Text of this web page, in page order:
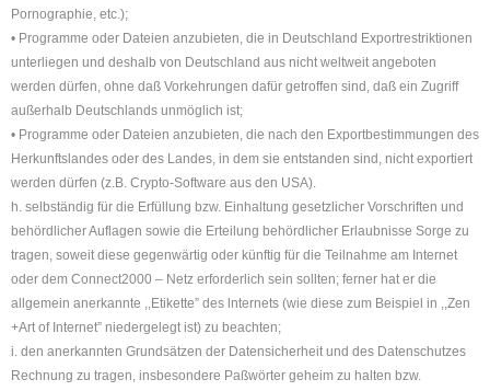
Pornographie, etc.);
• Programme oder Dateien anzubieten, die in Deutschland Exportrestriktionen
unterliegen und deshalb von Deutschland aus nicht weltweit angeboten
werden dürfen, ohne daß Vorkehrungen dafür getroffen sind, daß ein Zugriff
außerhalb Deutschlands unmöglich ist;
• Programme oder Dateien anzubieten, die nach den Exportbestimmungen des
Herkunftslandes oder des Landes, in dem sie entstanden sind, nicht exportiert
werden dürfen (z.B. Crypto-Software aus den USA).
h. selbständig für die Erfüllung bzw. Einhaltung gesetzlicher Vorschriften und
behördlicher Auflagen sowie die Erteilung behördlicher Erlaubnisse Sorge zu
tragen, soweit diese gegenwärtig oder künftig für die Teilnahme am Internet
oder dem Connect2000 – Netz erforderlich sein sollten; ferner hat er die
allgemein anerkannte ,,Etikette” des lnternets (wie diese zum Beispiel in ,,Zen
+Art of Internet” niedergelegt ist) zu beachten;
i. den anerkannten Grundsätzen der Datensicherheit und des Datenschutzes
Rechnung zu tragen, insbesondere Paßwörter geheim zu halten bzw.